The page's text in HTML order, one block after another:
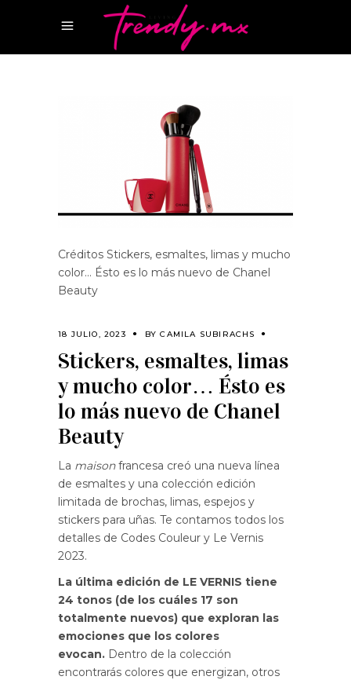
Créditos Stickers, esmaltes, limas y mucho
color… Ésto es lo más nuevo de Chanel
Beauty
18 JULIO, 2023 BYCAMILA SUBIRACHS
Stickers, esmaltes, limas
y mucho color… Ésto es
lo más nuevo de Chanel
Beauty
La maisonfrancesa creó una nueva línea
de esmaltes y una colección edición
limitada de brochas, limas, espejos y
stickers para uñas. Te contamos todos los
detalles de Codes Couleur y Le Vernis
2023.
La última edición de LE VERNIS tiene
24 tonos (de los cuáles 17 son
totalmente nuevos) que exploran las
emociones que los colores
evocan. Dentro de la colección
encontrarás colores que energizan, otros